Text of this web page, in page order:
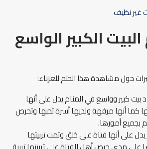
غير نظيف
الكبير الواسع
حول مشاهدة هذا الحلم للعزباء:
بيت كبير وواسع في المنام يدل على أنها
كما أنها مرفهة ولديها أسرة تحبها وتحرص
بجميع أمورها.
يدل على أنها فتاة على خلق وتمت تربيتها